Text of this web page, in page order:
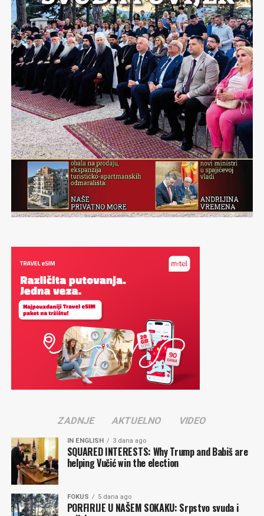
ZADNJE AKTUELNO VIDEO
IN ENGLISH 3 dana ago
SQUARED INTERESTS: Why Trump and Babiš are
helping Vučić win the election
FOKUS 5 dana ago
PORFIRIJE U NAŠEM SOKAKU: Srpstvo svuda i